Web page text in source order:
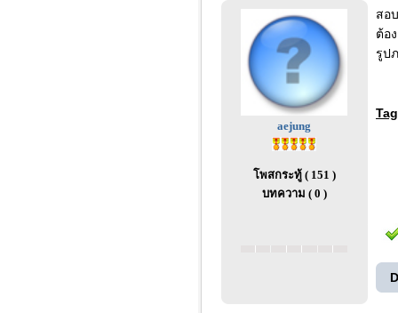
aejung
โพสกระทู้ ( 151 )
บทความ ( 0 )
สอ
ต้อ
รูป
Tag